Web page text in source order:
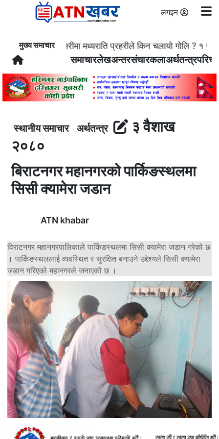
लगइन
मुख्य समाचारसुनसरीमा मध्यराति प्रहरीले किन चलायो गोलि ? १
समाचारलेखअन्तरसंचारकलाअर्थतन्त्र
स्थानीय समाचार अर्थतन्त्र
३ वैशाख
२०८०
बिराटनगर महानगरको पार्किङस्थलमा
सिसी क्यामेरा जडान
ATN khabar
विराटनगर महानगरपालिकाले पार्किङस्थलमा सिसी क्यामेरा जडान गरेको छ
। पार्किङस्थललाई व्यवस्थित र सुरक्षित बनाउने उद्देश्यले सिसी क्यामेरा
जडान गरिएको महानगरले जनाएको छ ।